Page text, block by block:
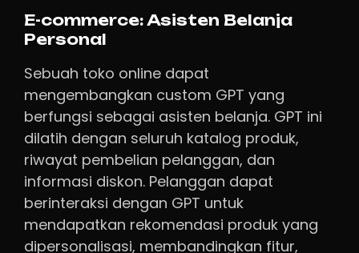
E-commerce: Asisten Belanja
Personal
Sebuah toko online dapat
mengembangkan custom GPT yang
berfungsi sebagai asisten belanja. GPT ini
dilatih dengan seluruh katalog produk,
riwayat pembelian pelanggan, dan
informasi diskon. Pelanggan dapat
berinteraksi dengan GPT untuk
mendapatkan rekomendasi produk yang
dipersonalisasi, membandingkan fitur,